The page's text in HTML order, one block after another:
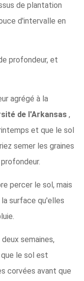
de plantation
d'intervalle en
profondeur, et
agrégé à la
de l'Arkansas ,
et que le sol
semer les graines
percer le sol, mais
surface qu'elles
semaines,
le sol est
corvées avant que